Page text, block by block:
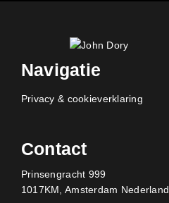
Navigatie
Privacy & cookieverklaring
Contact
Prinsengracht 999
1017KM, Amsterdam Nederland